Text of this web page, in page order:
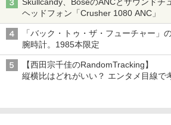
ヘッドフォン「Crusher 1080 ANC」
「バック・トゥ・ザ・フューチャー」
腕時計。1985本限定
【西田宗千佳のRandomTracking】
縦横比はどれがいい？ エンタメ目線で